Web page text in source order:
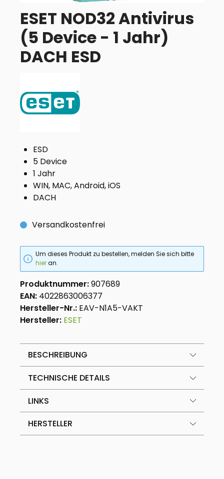
ESET NOD32 Antivirus
(5 Device - 1 Jahr)
DACH ESD
ESD
5 Device
1 Jahr
WIN, MAC, Android, iOS
DACH
Versandkostenfrei
Um dieses Produkt zu bestellen, melden Sie sich bitte
hieran.
Produktnummer:907689
EAN: 4022863006377
Hersteller-Nr.: EAV-N1A5-VAKT
Hersteller: ESET
BESCHREIBUNG
TECHNISCHE DETAILS
LINKS
HERSTELLER